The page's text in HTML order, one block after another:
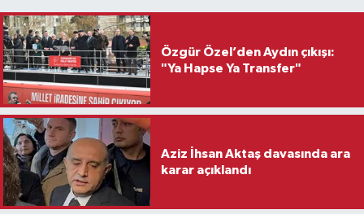
Özgür Özel’den Aydın çıkışı:
"Ya Hapse Ya Transfer"
Aziz İhsan Aktaş davasında ara
karar açıklandı